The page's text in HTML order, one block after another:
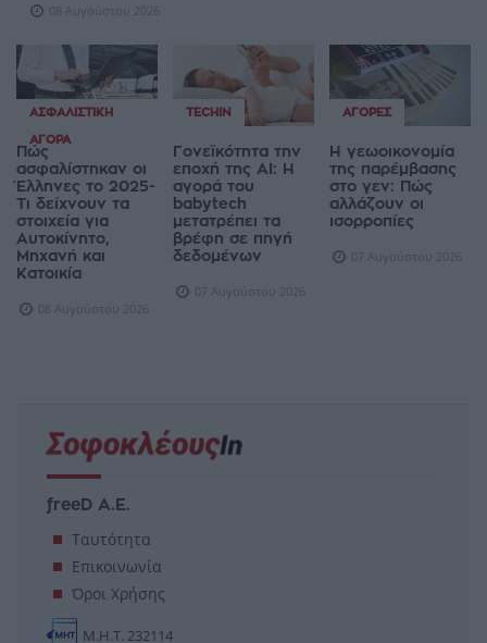
08 Αυγούστου 2026
ΑΣΦΑΛΙΣΤΙΚΉ
ΑΓΟΡΆ
Πώς
ασφαλίστηκαν οι
Έλληνες το 2025-
Τι δείχνουν τα
στοιχεία για
Αυτοκίνητο,
Μηχανή και
Κατοικία
08 Αυγούστου 2026
TECHIN
Γονεϊκότητα την
εποχή της AI: Η
αγορά του
babytech
μετατρέπει τα
βρέφη σε πηγή
δεδομένων
07 Αυγούστου 2026
ΑΓΟΡΈΣ
Η γεωοικονομία
της παρέμβασης
στο γεν: Πώς
αλλάζουν οι
ισορροπίες
07 Αυγούστου 2026